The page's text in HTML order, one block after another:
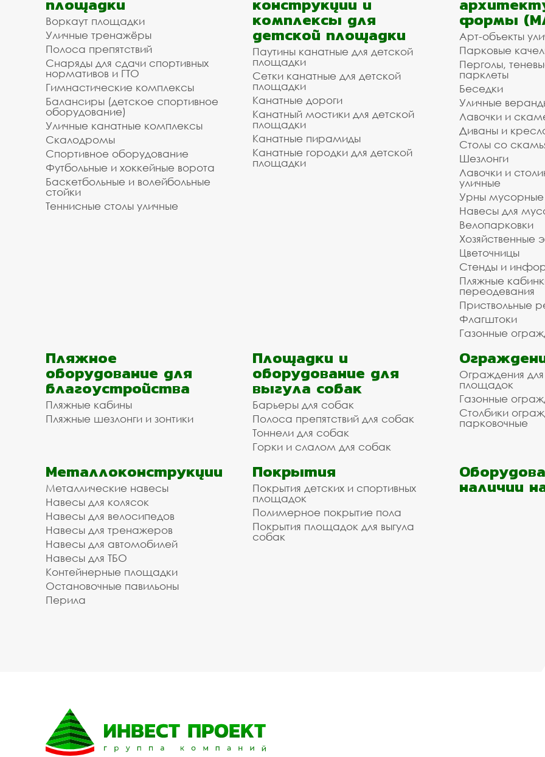
Воркаут площадки
Уличные тренажёры
Полоса препятствий
Снаряды для сдачи спортивных
нормативов и ГТО
Гимнастические комплексы
Балансиры (детское спортивное
оборудование)
Уличные канатные комплексы
Скалодромы
Спортивное оборудование
Футбольные и хоккейные ворота
Баскетбольные и волейбольные
стойки
Теннисные столы уличные
комплексы для
детской площадки
Паутины канатные для детской
площадки
Сетки канатные для детской
площадки
Канатные дороги
Канатный мостики для детской
площадки
Канатные пирамиды
Канатные городки для детской
площадки
формы
Арт-объекты
Парковые
Перголы,
парклеты
Беседки
Уличные
Лавочки и
Диваны и
Столы со
Шезлонги
Лавочки и
уличные
Урны мусорные
Навесы для
Велопарковки
Хозяйственные
Цветочницы
Стенды и
Пляжные
переодевания
Приствольные
Флагштоки
Газонные
Пляжное
оборудование для
благоустройства
Пляжные кабины
Пляжные шезлонги и зонтики
Площадки и
оборудование для
выгула собак
Барьеры для собак
Полоса препятствий для собак
Тоннели для собак
Горки и слалом для собак
Ограждения
площадок
Газонные
Столбики
парковочные
Металлоконструкции
Металлические навесы
Навесы для колясок
Навесы для велосипедов
Навесы для тренажеров
Навесы для автомобилей
Навесы для ТБО
Контейнерные площадки
Остановочные павильоны
Перила
Покрытия
Покрытия детских и спортивных
площадок
Полимерное покрытие пола
Покрытия площадок для выгула
собак
наличии